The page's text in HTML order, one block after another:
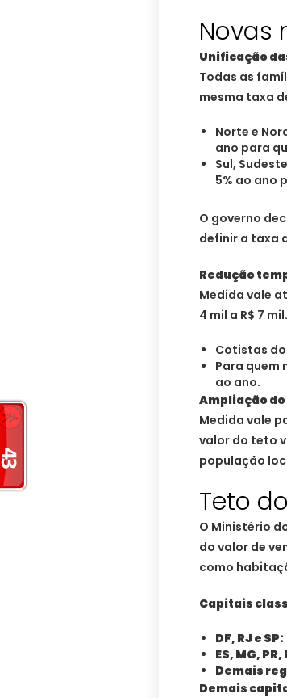
Novas
Unificação
Todas as
mesma taxa
Norte e
ano para
Sul,
5% ao ano
O governo
definir a taxa
Redução
Medida vale
4 mil a R$ 7
Cotistas do
Para quem
ao ano.
Ampliação
Medida vale
valor do teto
população
Teto
O Ministério
do valor de
como
Capitais
DF, RJ e SP:
ES, MG, PR,
Demais
Demais